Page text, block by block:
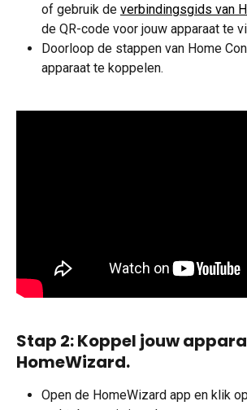
of gebruik de verbindingsgids van
de QR-code voor jouw apparaat te
Doorloop de stappen van Home
apparaat te koppelen.
Stap 2: Koppel jouw
HomeWizard.
Open de HomeWizard app en klik